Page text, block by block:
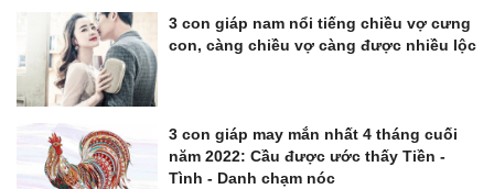
3 con giáp nam nổi tiếng chiều vợ cưng
con, càng chiều vợ càng được nhiều lộc
3 con giáp may mắn nhất 4 tháng cuối
năm 2022: Cầu được ước thấy Tiền -
Tình - Danh chạm nóc